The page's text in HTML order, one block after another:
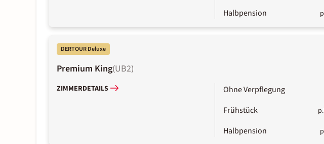
Halbpension
DERTOUR Deluxe
Premium King(UB2)
ZIMMERDETAILS Ohne Verpflegung
Frühstück
Halbpension